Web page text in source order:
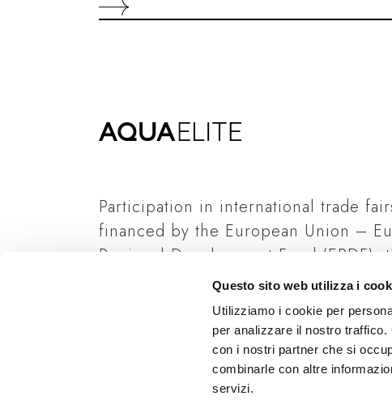
Questo sito web utilizza i
Utilizziamo i cookie per
per analizzare il nostro
con i nostri partner che si
combinarle con altre
servizi.
Participation in international trade
financed by the European Union –
Regional Development Fund (ERDF),
Italian State and Regione Lombardia